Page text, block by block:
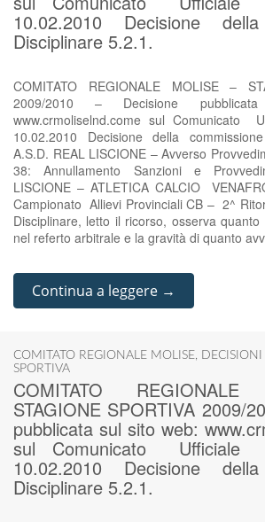
10.02.2010 Decisione
Disciplinare 5.2.1.
COMITATO REGIONALE MOLISE –
2009/2010 – Decisione
www.crmoliselnd.come sul
10.02.2010 Decisione della
A.S.D. REAL LISCIONE – Avverso
38: Annullamento Sanzioni e
LISCIONE – ATLETICA CALCIO
Campionato Allievi Provinciali CB – 2^
Disciplinare, letto il ricorso, osserva
nel referto arbitrale e la gravità di quanto
Continua a leggere →
COMITATO REGIONALE MOLISE,
SPORTIVA
COMITATO
STAGIONE SPORTIVA 2009/
pubblicata sul sito web:
sul Comunicato
10.02.2010 Decisione
Disciplinare 5.2.1.